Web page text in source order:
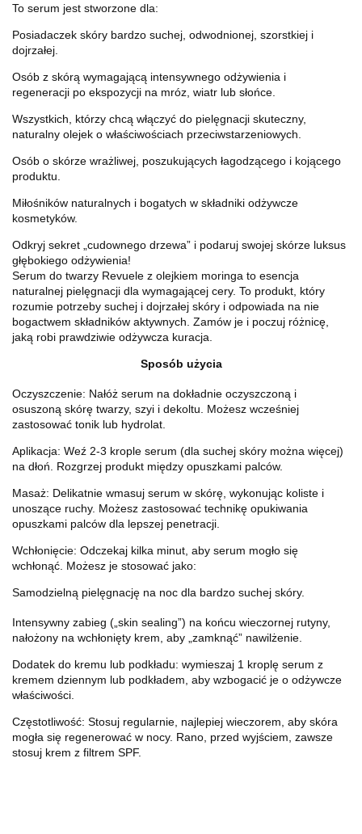
To serum jest stworzone dla:
Posiadaczek skóry bardzo suchej, odwodnionej, szorstkiej i
dojrzałej.
Osób z skórą wymagającą intensywnego odżywienia i
regeneracji po ekspozycji na mróz, wiatr lub słońce.
Wszystkich, którzy chcą włączyć do pielęgnacji skuteczny,
naturalny olejek o właściwościach przeciwstarzeniowych.
Osób o skórze wrażliwej, poszukujących łagodzącego i kojącego
produktu.
Miłośników naturalnych i bogatych w składniki odżywcze
kosmetyków.
Odkryj sekret „cudownego drzewa” i podaruj swojej skórze luksus
głębokiego odżywienia!
Serum do twarzy Revuele z olejkiem moringa to esencja
naturalnej pielęgnacji dla wymagającej cery. To produkt, który
rozumie potrzeby suchej i dojrzałej skóry i odpowiada na nie
bogactwem składników aktywnych. Zamów je i poczuj różnicę,
jaką robi prawdziwie odżywcza kuracja.
Sposób użycia
Oczyszczenie: Nałóż serum na dokładnie oczyszczoną i
osuszoną skórę twarzy, szyi i dekoltu. Możesz wcześniej
zastosować tonik lub hydrolat.
Aplikacja: Weź 2-3 krople serum (dla suchej skóry można więcej)
na dłoń. Rozgrzej produkt między opuszkami palców.
Masaż: Delikatnie wmasuj serum w skórę, wykonując koliste i
unoszące ruchy. Możesz zastosować technikę opukiwania
opuszkami palców dla lepszej penetracji.
Wchłonięcie: Odczekaj kilka minut, aby serum mogło się
wchłonąć. Możesz je stosować jako:
Samodzielną pielęgnację na noc dla bardzo suchej skóry.
Intensywny zabieg („skin sealing”) na końcu wieczornej rutyny,
nałożony na wchłonięty krem, aby „zamknąć” nawilżenie.
Dodatek do kremu lub podkładu: wymieszaj 1 kroplę serum z
kremem dziennym lub podkładem, aby wzbogacić je o odżywcze
właściwości.
Częstotliwość: Stosuj regularnie, najlepiej wieczorem, aby skóra
mogła się regenerować w nocy. Rano, przed wyjściem, zawsze
stosuj krem z filtrem SPF.